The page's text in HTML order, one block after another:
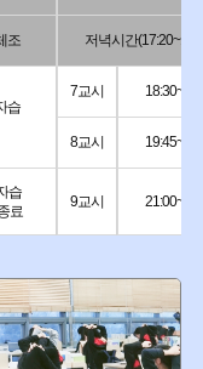
조 저녁시간
습
7교시
8교시
습
료
9교시